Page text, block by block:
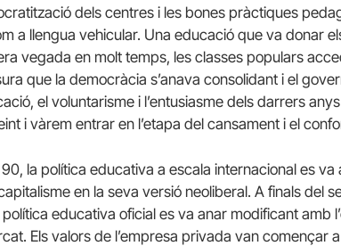
dels centres i les bones pràctiques
a llengua vehicular. Una educació que va donar
vegada en molt temps, les classes populars
que la democràcia s’anava consolidant i el
el voluntarisme i l’entusiasme dels darrers
i vàrem entrar en l’etapa del cansament i el
la política educativa a escala internacional es
en la seva versió neoliberal. A finals del
educativa oficial es va anar modificant amb
Els valors de l’empresa privada van començar